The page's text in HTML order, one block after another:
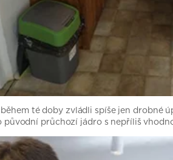
té doby zvládli spíše jen drobné
průchozí jádro s nepříliš